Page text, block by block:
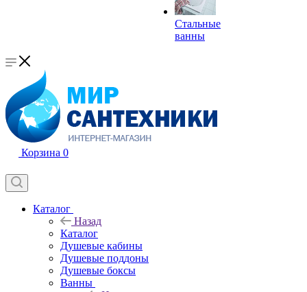
Стальные
ванны
Корзина 0
Каталог
Назад
Каталог
Душевые кабины
Душевые поддоны
Душевые боксы
Ванны